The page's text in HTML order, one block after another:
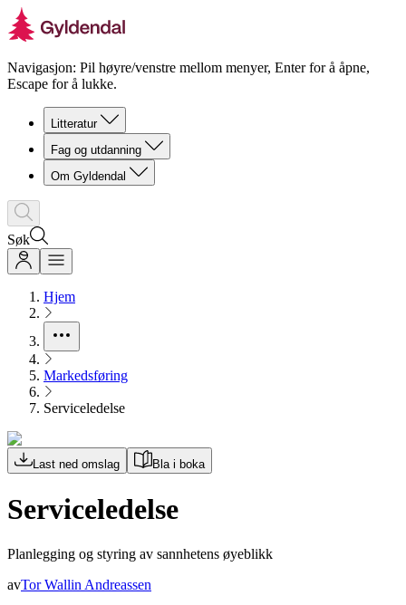
Navigasjon: Pil høyre/venstre mellom menyer, Enter for å åpne,
Escape for å lukke.
Litteratur
Fag og utdanning
Om Gyldendal
Søk
Hjem
Markedsføring
Serviceledelse
Last ned omslag Bla i boka
Serviceledelse
Planlegging og styring av sannhetens øyeblikk
avTor Wallin Andreassen